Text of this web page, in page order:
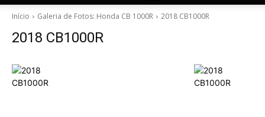
Início Galeria de Fotos: Honda CB 1000R 2018 CB1000R
2018 CB1000R